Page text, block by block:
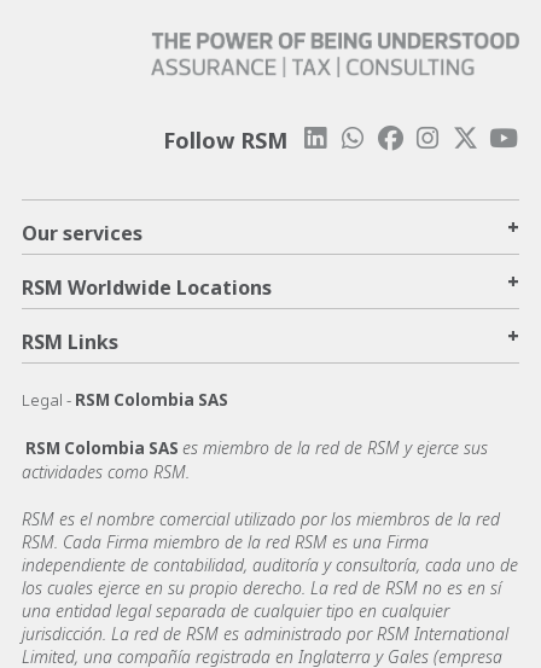
Follow RSM
Our services +
RSM Worldwide Locations +
RSM Links +
Legal - RSM Colombia SAS
RSM Colombia SAS es miembro de la red de RSM y ejerce sus
actividades como RSM.
RSM es el nombre comercial utilizado por los miembros de la red
RSM. Cada Firma miembro de la red RSM es una Firma
independiente de contabilidad, auditoría y consultoría, cada uno de
los cuales ejerce en su propio derecho. La red de RSM no es en sí
una entidad legal separada de cualquier tipo en cualquier
jurisdicción. La red de RSM es administrado por RSM International
Limited, una compañía registrada en Inglaterra y Gales (empresa